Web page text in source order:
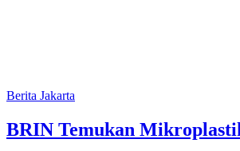
Berita Jakarta
BRIN Temukan